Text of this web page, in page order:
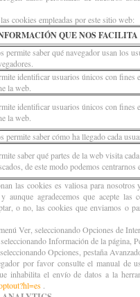
cookies empleadas por este sitio web:
QUE NOS FACILITA
permite saber qué navegador usan los
identificar usuarios únicos con fines
la web.
identificar usuarios únicos con fines
la web.
permite saber cómo ha llegado cada
saber qué partes de la web visita
de este modo podemos centrarnos
las cookies es valiosa para
aunque agradecemos que acepte
o no, las cookies que enviamos o
Ver, seleccionando Opciones de
Información de la página,
Opciones, pestaña
por favor consulte el manual de
inhabilita el envío de datos a la